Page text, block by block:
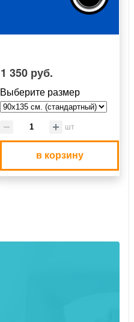
1 350 руб.
Выберите размер
шт
в корзину